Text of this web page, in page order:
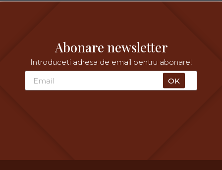
Abonare newsletter
Introduceti adresa de email pentru abonare!
OK